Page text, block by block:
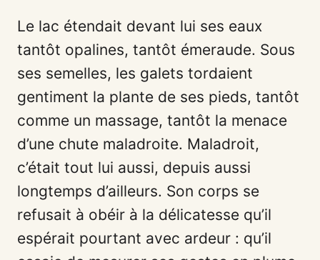
Le lac étendait devant lui ses eaux
tantôt opalines, tantôt émeraude. Sous
ses semelles, les galets tordaient
gentiment la plante de ses pieds, tantôt
comme un massage, tantôt la menace
d’une chute maladroite. Maladroit,
c’était tout lui aussi, depuis aussi
longtemps d’ailleurs. Son corps se
refusait à obéir à la délicatesse qu’il
espérait pourtant avec ardeur : qu’il